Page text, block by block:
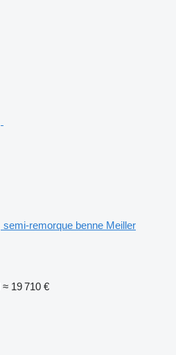
semi-remorque benne Meiller
≈ 19 710 €